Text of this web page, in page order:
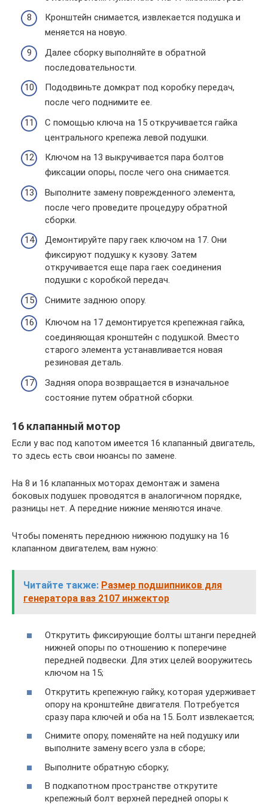
Кронштейн снимается, извлекается подушка и
меняется на новую.
Далее сборку выполняйте в обратной
последовательности.
Пододвиньте домкрат под коробку передач,
после чего поднимите ее.
С помощью ключа на 15 откручивается гайка
центрального крепежа левой подушки.
Ключом на 13 выкручивается пара болтов
фиксации опоры, после чего она снимается.
Выполните замену поврежденного элемента,
после чего проведите процедуру обратной
сборки.
Демонтируйте пару гаек ключом на 17. Они
фиксируют подушку к кузову. Затем
откручивается еще пара гаек соединения
подушки с коробкой передач.
Снимите заднюю опору.
Ключом на 17 демонтируется крепежная гайка,
соединяющая кронштейн с подушкой. Вместо
старого элемента устанавливается новая
резиновая деталь.
Задняя опора возвращается в изначальное
состояние путем обратной сборки.
16 клапанный мотор
Если у вас под капотом имеется 16 клапанный двигатель,
то здесь есть свои нюансы по замене.
На 8 и 16 клапанных моторах демонтаж и замена
боковых подушек проводятся в аналогичном порядке,
разницы нет. А передние нижние меняются иначе.
Чтобы поменять переднюю нижнюю подушку на 16
клапанном двигателем, вам нужно:
Читайте также: Размер подшипников для
генератора ваз 2107 инжектор
Открутить фиксирующие болты штанги передней
нижней опоры по отношению к поперечине
передней подвески. Для этих целей вооружитесь
ключом на 15;
Открутить крепежную гайку, которая удерживает
опору на кронштейне двигателя. Потребуется
сразу пара ключей и оба на 15. Болт извлекается;
Снимите опору, поменяйте на ней подушку или
выполните замену всего узла в сборе;
Выполните обратную сборку;
В подкапотном пространстве открутите
крепежный болт верхней передней опоры к